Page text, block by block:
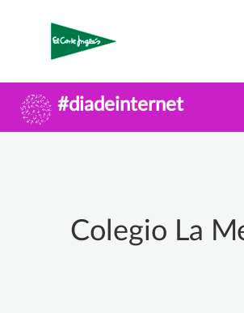
#diadeinternet
Colegio La